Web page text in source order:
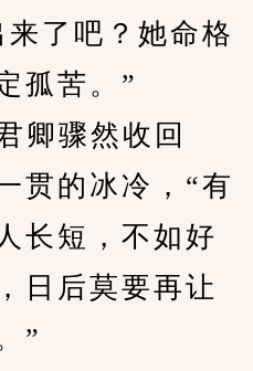
了吧？她命格
孤苦。”
骤然收回
贯的冰冷，“有
长短，不如好
日后莫要再让
”